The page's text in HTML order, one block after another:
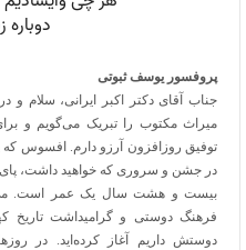
پروفسور یوسف ثبوتی
جناب آقای دکتر اکبر ایرانی، سلام
میراث مکتوب را تبریک می‌گویم و
توفیق روزافزون آرزو دارم. افسوس که
در جشن و سروری که خواهید داشت،
بیست و هشت سال یک عمر است.
فرهنگ دوستی و گرامیداشت تاریخ
دوستش داریم آغاز کرده‌اید. در